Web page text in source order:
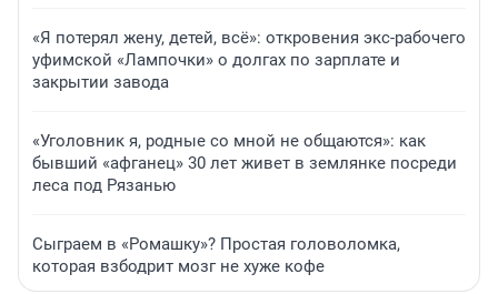
«Я потерял жену, детей, всё»: откровения экс-рабочего
уфимской «Лампочки» о долгах по зарплате и
закрытии завода
«Уголовник я, родные со мной не общаются»: как
бывший «афганец» 30 лет живет в землянке посреди
леса под Рязанью
Сыграем в «Ромашку»? Простая головоломка,
которая взбодрит мозг не хуже кофе